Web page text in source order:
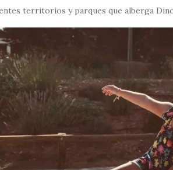
territorios y parques que alberga